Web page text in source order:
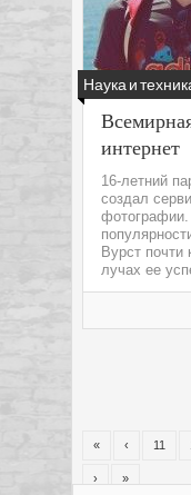
Наука и
интернет
16-летний
создал
Вурст почти
лучах ее
« ‹ 11
› »